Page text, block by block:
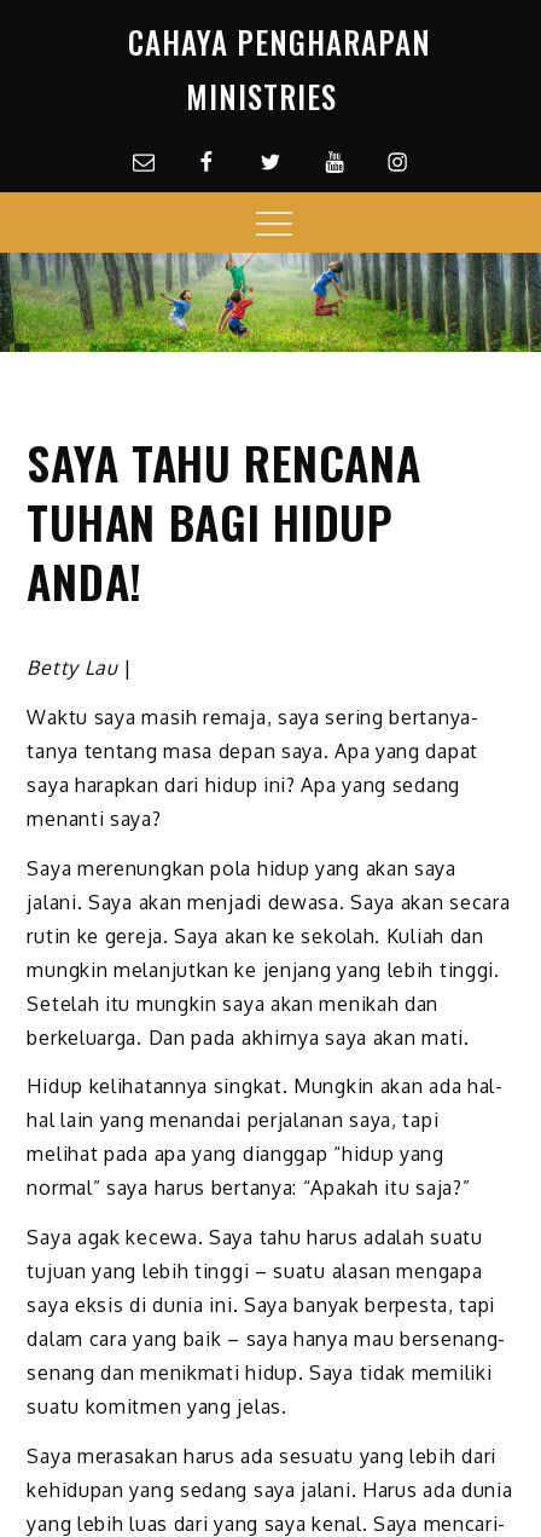
CAHAYA PENGHARAPAN
MINISTRIES
Email facebookTwitterYoutubeInstagram
Menu
SAYA TAHU RENCANA
TUHAN BAGI HIDUP
ANDA!
Betty Lau |
Waktu saya masih remaja, saya sering bertanya-
tanya tentang masa depan saya. Apa yang dapat
saya harapkan dari hidup ini? Apa yang sedang
menanti saya?
Saya merenungkan pola hidup yang akan saya
jalani. Saya akan menjadi dewasa. Saya akan secara
rutin ke gereja. Saya akan ke sekolah. Kuliah dan
mungkin melanjutkan ke jenjang yang lebih tinggi.
Setelah itu mungkin saya akan menikah dan
berkeluarga. Dan pada akhirnya saya akan mati.
Hidup kelihatannya singkat. Mungkin akan ada hal-
hal lain yang menandai perjalanan saya, tapi
melihat pada apa yang dianggap “hidup yang
normal” saya harus bertanya: “Apakah itu saja?”
Saya agak kecewa. Saya tahu harus adalah suatu
tujuan yang lebih tinggi – suatu alasan mengapa
saya eksis di dunia ini. Saya banyak berpesta, tapi
dalam cara yang baik – saya hanya mau bersenang-
senang dan menikmati hidup. Saya tidak memiliki
suatu komitmen yang jelas.
Saya merasakan harus ada sesuatu yang lebih dari
kehidupan yang sedang saya jalani. Harus ada dunia
yang lebih luas dari yang saya kenal. Saya mencari-